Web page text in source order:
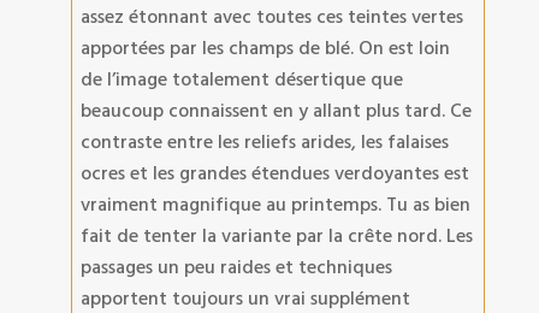
assez étonnant avec toutes ces teintes vertes
apportées par les champs de blé. On est loin
de l’image totalement désertique que
beaucoup connaissent en y allant plus tard. Ce
contraste entre les reliefs arides, les falaises
ocres et les grandes étendues verdoyantes est
vraiment magnifique au printemps. Tu as bien
fait de tenter la variante par la crête nord. Les
passages un peu raides et techniques
apportent toujours un vrai supplément